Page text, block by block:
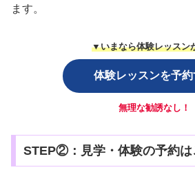
ます。
▼いまなら体験レッスン
体験レッスンを予約
無理な勧誘なし！
STEP②：見学・体験の予約は